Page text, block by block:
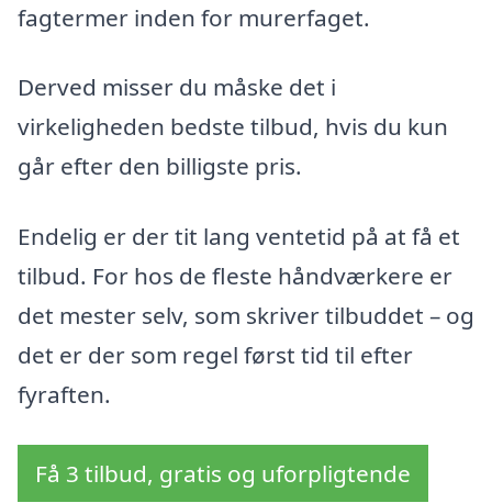
fagtermer inden for murerfaget.
Derved misser du måske det i
virkeligheden bedste tilbud, hvis du kun
går efter den billigste pris.
Endelig er der tit lang ventetid på at få et
tilbud. For hos de fleste håndværkere er
det mester selv, som skriver tilbuddet – og
det er der som regel først tid til efter
fyraften.
Få 3 tilbud, gratis og uforpligtende